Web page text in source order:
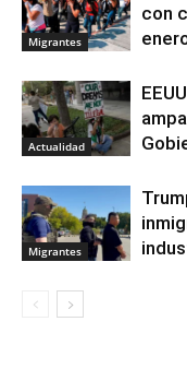
Migrantes
con
Actualidad
Migrantes